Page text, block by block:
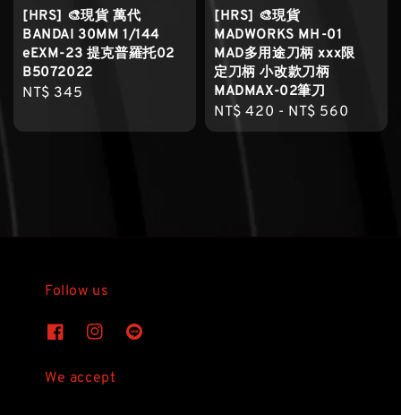
[HRS] 🎨現貨 萬代
BANDAI 30MM 1/144
eEXM-23 提克普羅托02
B5072022
Regular
NT$ 345
[HRS] 🎨現貨
MADWORKS MH-01
MAD多用途刀柄 xxx限
定刀柄 小改款刀柄
MADMAX-02筆刀
Regular
price
NT$ 420 - NT$ 560
Follow us
We accept